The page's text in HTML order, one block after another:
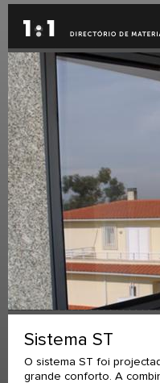
Sistema ST
O sistema ST foi
grande conforto. A